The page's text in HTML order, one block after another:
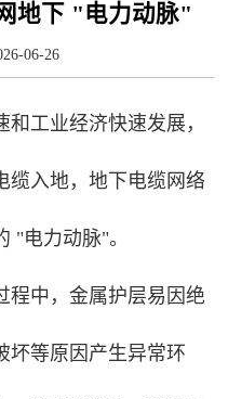
地下 "电力动脉"
06-26
工业经济快速发展，
缆入地，地下电缆网络
"电力动脉"。
程中，金属护层易因绝
坏等原因产生异常环